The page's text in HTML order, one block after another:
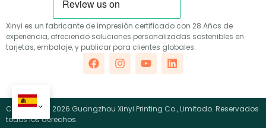
Xinyi es un fabricante de impresión certificado con 28 Años de
experiencia, ofreciendo soluciones personalizadas sostenibles en
tarjetas, embalaje, y publicar para clientes globales.
Copyright © 2026 Guangzhou Xinyi Printing Co., Limitado. Reservados
todos los derechos.